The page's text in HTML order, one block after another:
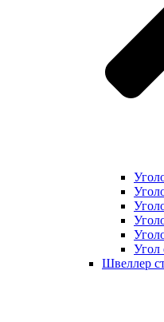
Угол
Швеллер